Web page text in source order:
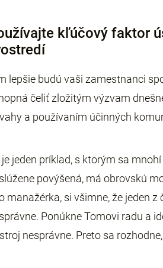
kľúčový faktor
lepšie budú vaši zamestnanci
čeliť zložitým výzvam
a používaním účinných
je jeden príklad, s ktorým sa
povýšená, má obrovskú
manažérka, si všimne, že jeden
Ponúkne Tomovi radu a
nesprávne. Preto sa